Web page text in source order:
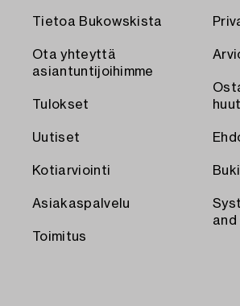
Tietoa Bukowskista
Ota yhteyttä
asiantuntijoihimme
Tulokset
Uutiset
Kotiarviointi
Asiakaspalvelu
Toimitus